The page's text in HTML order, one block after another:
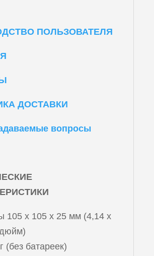
ПОЛЬЗОВАТЕЛЯ
ДОСТАВКИ
вопросы
105 x 105 x 25 мм (4,14 x
(без батареек)